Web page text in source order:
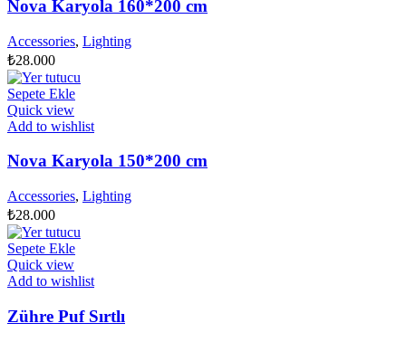
Nova Karyola 160*200 cm
Accessories, Lighting
₺28.000
Sepete Ekle
Quick view
Add to wishlist
Nova Karyola 150*200 cm
Accessories, Lighting
₺28.000
Sepete Ekle
Quick view
Add to wishlist
Zühre Puf Sırtlı